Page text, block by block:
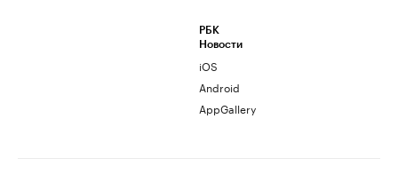
РБК
Новости
iOS
Android
AppGallery